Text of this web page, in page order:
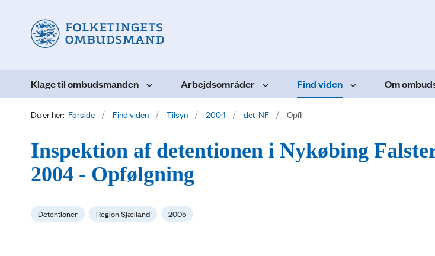
Klage til ombudsmanden Arbejdsområder Find viden Om
Du er her: Forside Find viden Tilsyn 2004 det-NF Opfl
Inspektion af detentionen i Nykøbing
2004 - Opfølgning
Detentioner Region Sjælland 2005